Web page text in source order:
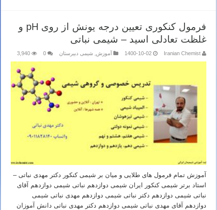
فرمول کنکوری تعیین درجه یونش از روی pH و
غلظت تعادلی اسید – شیمی نباتی
Iranian Chemist
1400-10-02 آموزش شیمی دبیرستان 0
3,940
آموزش تمام فرمول های طلایی و میان بر شیمی کنکور دکتر مهدی نباتی –
استاد برتر شیمی کنکور ایران شیمی دوازدهم نباتی شیمی دوازدهم آقای
نباتی شیمی دوازدهم دکتر نباتی شیمی دوازدهم مهدی نباتی شیمی
دوازدهم آقای مهدی نباتی شیمی دوازدهم دکتر مهدی نباتی دانش آموزان